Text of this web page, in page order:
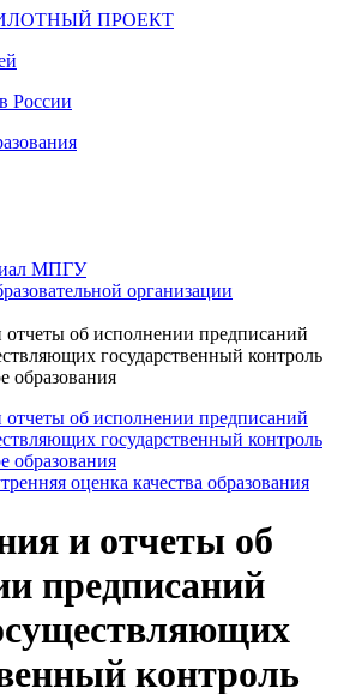
ПРОЕКТ
России
МПГУ
организации
об исполнении предписаний
государственный контроль
образования
об исполнении предписаний
государственный контроль
образования
оценка качества образования
и отчеты об
предписаний
контроль